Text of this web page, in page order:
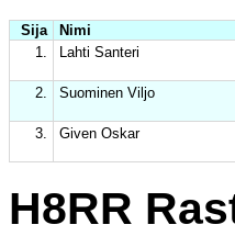
Sija Nimi
1.
Lahti Santeri
2.
Suominen Viljo
3.
Given Oskar
H8RR